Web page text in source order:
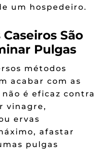
um hospedeiro.
São
Pulgas
métodos
acabar com as
é eficaz contra
vinagre,
ervas
afastar
pulgas